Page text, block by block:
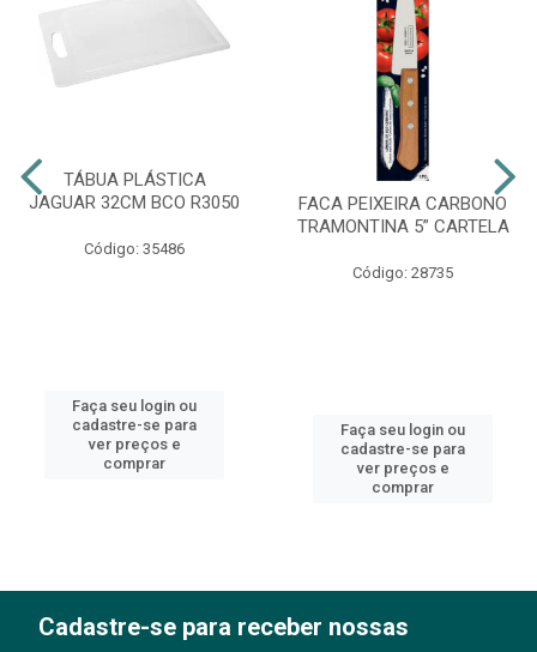
TÁBUA PLÁSTICA
JAGUAR 32CM BCO R3050
Código: 35486
Faça seu login ou
cadastre-se para
ver preços e
comprar
FACA PEIXEIRA CARBONO
TRAMONTINA 5” CARTELA
Código: 28735
Faça seu login ou
cadastre-se para
ver preços e
comprar
Cadastre-se para receber nossas